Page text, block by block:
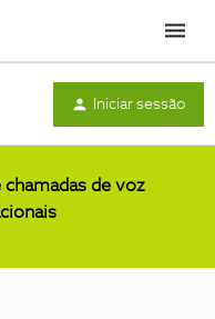
Menu
Iniciar sessão
de voz